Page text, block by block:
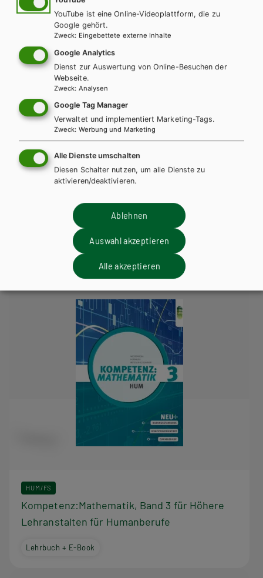
Kompetenz:Mathematik, Band 2 für Höhere
Lehranstalten für Humanberufe
Lehrbuch + E-Book
HUM/FS
Kompetenz:Mathematik, Band 3 für Höhere
Lehranstalten für Humanberufe
Lehrbuch + E-Book
YouTube ist eine Online-Videoplattform, die zu
Google gehört.
Zweck: Eingebettete externe Inhalte
Google Analytics
Dienst zur Auswertung von Online-Besuchen der
Webseite.
Zweck: Analysen
Google Tag Manager
Verwaltet und implementiert Marketing-Tags.
Zweck: Werbung und Marketing
Alle Dienste umschalten
Diesen Schalter nutzen, um alle Dienste zu
aktivieren/deaktivieren.
Ablehnen
Auswahl akzeptieren
Alle akzeptieren